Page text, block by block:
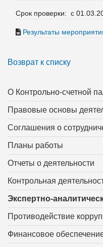
О Контрольно-счетной
Правовые основы
Соглашения о
Планы работы
Отчеты о деятельности
Контрольная
Экспертно-
Противодействие
Финансовое
Срок проверки: с
Результаты
Возврат к списку